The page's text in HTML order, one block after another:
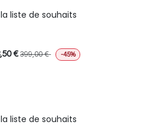
€ 399,00€ -45%
liste de souhaits
liste de souhaits